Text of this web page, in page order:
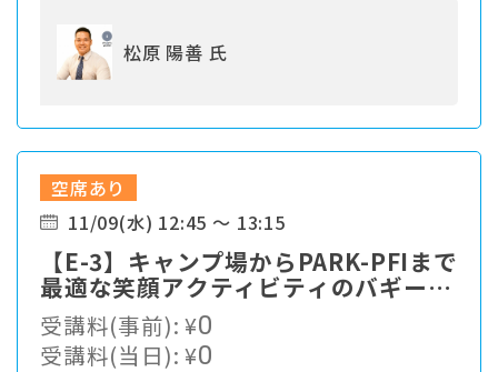
松原 陽善 氏
空席あり
11/09(水) 12:45 ～ 13:15
【E-3】キャンプ場からPARK-PFIまで
最適な笑顔アクティビティのバギーパ
ーク戦略
受講料(事前):¥0
受講料(当日):¥0